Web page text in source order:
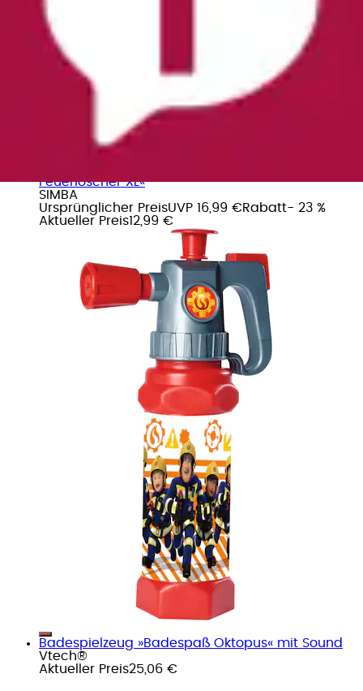
Feuerlöscher XL«
SIMBA
Ursprünglicher PreisUVP 16,99 €Rabatt- 23 %
Aktueller Preis12,99 €
Badespielzeug »Badespaß Oktopus« mit Sound
Vtech®
Aktueller Preis25,06 €